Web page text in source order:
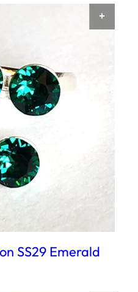
SS29 Emerald